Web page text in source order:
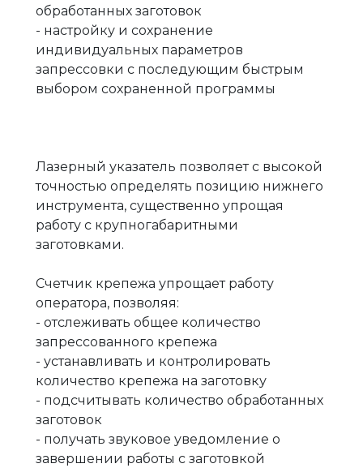
обработанных заготовок
- настройку и сохранение
индивидуальных параметров
запрессовки с последующим быстрым
выбором сохраненной программы
Лазерный указатель позволяет с высокой
точностью определять позицию нижнего
инструмента, существенно упрощая
работу с крупногабаритными
заготовками.
Счетчик крепежа упрощает работу
оператора, позволяя:
- отслеживать общее количество
запрессованного крепежа
- устанавливать и контролировать
количество крепежа на заготовку
- подсчитывать количество обработанных
заготовок
- получать звуковое уведомление о
завершении работы с заготовкой